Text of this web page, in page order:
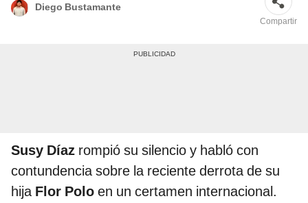
Diego Bustamante
Compartir
Susy Díaz rompió su silencio y habló con
contundencia sobre la reciente derrota de su
hija Flor Polo en un certamen internacional.